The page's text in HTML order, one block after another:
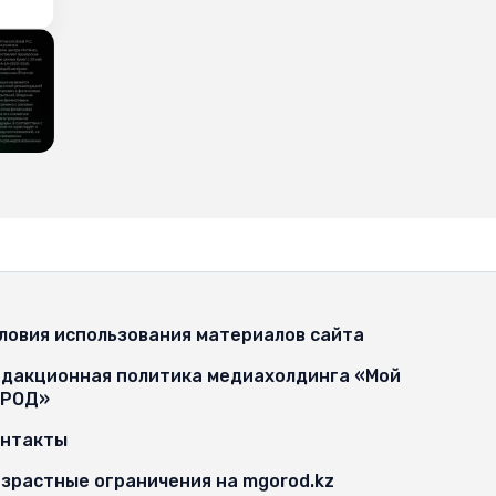
использования материалов сайта
политика медиахолдинга «Мой
ограничения на mgorod.kz